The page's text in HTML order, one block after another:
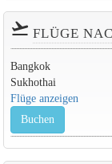
flight_takeoff FLÜGE
Bangkok
Sukhothai
Flüge anzeigen
Buchen